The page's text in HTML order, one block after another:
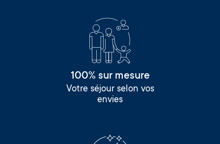
100% sur mesure
Votre séjour selon vos
envies